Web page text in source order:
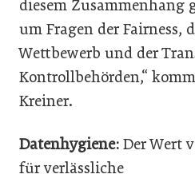
diesem Zusammenhang
um Fragen der Fairness,
Wettbewerb und der
Kontrollbehörden,“
Kreiner.
Datenhygiene: Der Wert
für verlässliche